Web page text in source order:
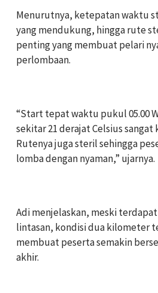
‎Menurutnya, ketepatan waktu
yang mendukung, hingga rute
penting yang membuat pelari
perlombaan.
‎“Start tepat waktu pukul 05.00
sekitar 21 derajat Celsius
Rutenya juga steril sehingga
lomba dengan nyaman,” ujarnya.
‎Adi menjelaskan, meski
lintasan, kondisi dua kilometer
membuat peserta semakin
akhir.